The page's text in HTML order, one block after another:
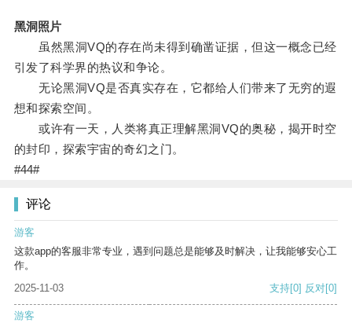
黑洞照片
虽然黑洞VQ的存在尚未得到确凿证据，但这一概念已经
引发了科学界的热议和争论。
无论黑洞VQ是否真实存在，它都给人们带来了无穷的遐
想和探索空间。
或许有一天，人类将真正理解黑洞VQ的奥秘，揭开时空
的封印，探索宇宙的奇幻之门。
#44#
评论
游客
这款app的客服非常专业，遇到问题总是能够及时解决，让我能够安心工
作。
2025-11-03
支持[0] 反对[0]
游客